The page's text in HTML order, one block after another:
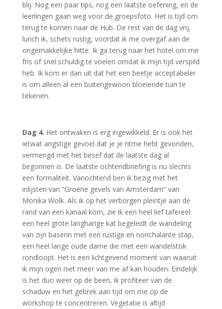
blij. Nog een paar tips, nog een laatste oefening, en de
leerlingen gaan weg voor de groepsfoto. Het is tijd om
terug te komen naar de Hub. De rest van de dag vrij,
lunch ik, schets rustig, voordat ik me overgaf aan de
ongemakkelijke hitte. Ik ga terug naar het hotel om me
fris of snel schuldig te voelen omdat ik mijn tijd verspild
heb. Ik kom er dan uit dat het een beetje acceptabeler
is om alleen al een buitengewoon bloeiende tuin te
tekenen.
Dag 4. Het ontwaken is erg ingewikkeld. Er is ook het
ietwat angstige gevoel dat je je ritme hebt gevonden,
vermengd met het besef dat de laatste dag al
begonnen is. De laatste ochtendbriefing is nu slechts
een formaliteit. Vanochtend ben ik bezig met het
inlijsten van “Groene gevels van Amsterdam” van
Monika Wolk. Als ik op het verborgen pleintje aan de
rand van een kanaal kom, zie ik een heel lief tafereel:
een heel grote langharige kat begeleidt de wandeling
van zijn baserin met een rustige en nonchalante stap,
een heel lange oude dame die met een wandelstok
rondloopt. Het is een lichtgevend moment van waaruit
ik mijn ogen niet meer van me af kan houden. Eindelijk
is het duo weer op de been, ik profiteer van de
schaduw en het gebrek aan tijd om me op de
workshop te concentreren. Vegetatie is altijd